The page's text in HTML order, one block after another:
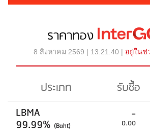
ราคาทอง
8 สิงหาคม 2569 | 13:21:40 | อยู่ในช่
ประเภท รับซื้อ
LBMA
99.99% (Baht)
-
0.00